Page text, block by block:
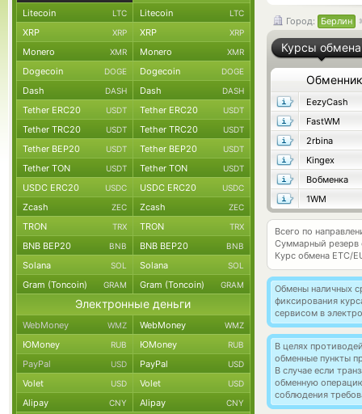
Город: Берлин
Курсы обмена
Обменник
EezyCash
FastWM
2rbina
Kingex
Вобменка
1WM
Всего по
Суммарный резерв
Курс обмена ETC/
Обмены наличных
фиксирования
сервисом в
В целях
обменные пункты
В случае если
обменную
соблюдения
Litecoin LTC Litecoin LTC
XRP XRP XRP XRP
Monero XMR Monero XMR
Dogecoin DOGE Dogecoin DOGE
Dash DASH Dash DASH
Tether ERC20 USDT Tether ERC20 USDT
Tether TRC20 USDT Tether TRC20 USDT
Tether BEP20 USDT Tether BEP20 USDT
Tether TON USDT Tether TON USDT
USDC ERC20 USDC USDC ERC20 USDC
Zcash ZEC Zcash ZEC
TRON TRX TRON TRX
BNB BEP20 BNB BNB BEP20 BNB
Solana SOL Solana SOL
Gram (Toncoin) GRAM Gram (Toncoin) GRAM
Электронные деньги
WebMoney WMZ WebMoney WMZ
ЮMoney RUB ЮMoney RUB
PayPal USD PayPal USD
Volet USD Volet USD
Alipay CNY Alipay CNY